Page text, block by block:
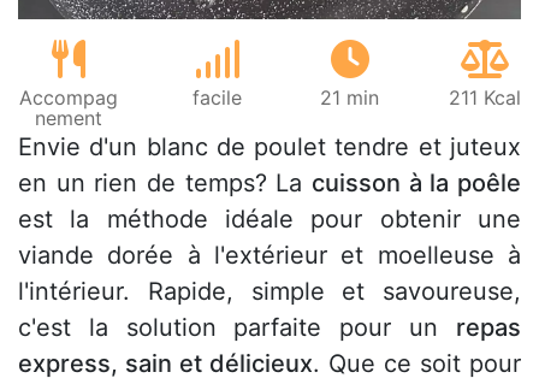
Accompag
nement
facile 21 min 211 Kcal
Envie d'un blanc de poulet tendre et juteux
en un rien de temps? La cuisson à la poêle
est la méthode idéale pour obtenir une
viande dorée à l'extérieur et moelleuse à
l'intérieur. Rapide, simple et savoureuse,
c'est la solution parfaite pour un repas
express, sain et délicieux. Que ce soit pour